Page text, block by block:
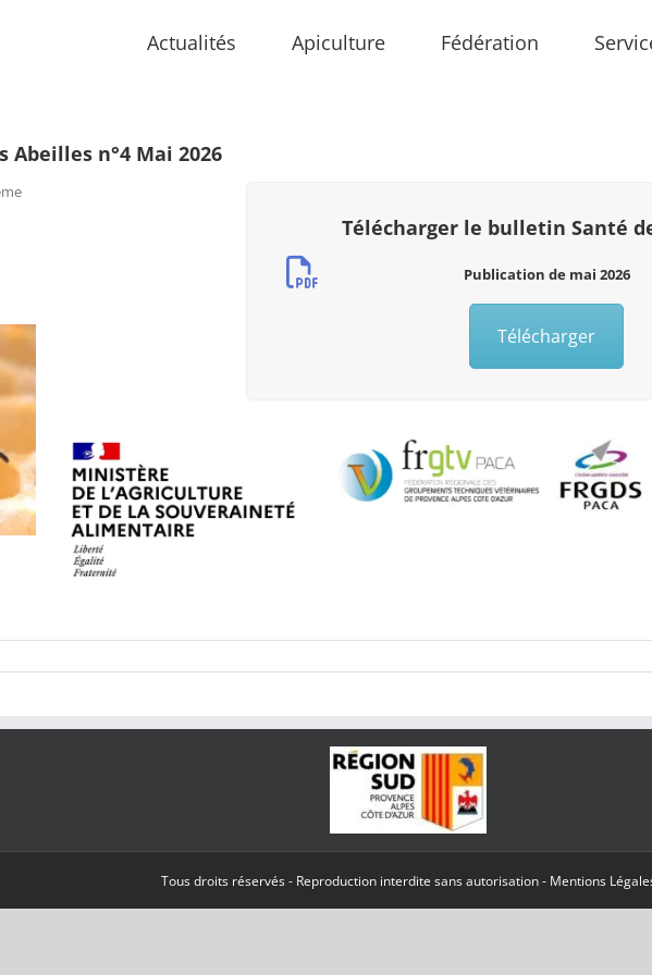
Actualités Apiculture Fédération
n°4 Mai 2026
Télécharger le bulletin Santé
Publication de mai 2026
Télécharger
Tous droits réservés - Reproduction interdite sans autorisation - Mentions